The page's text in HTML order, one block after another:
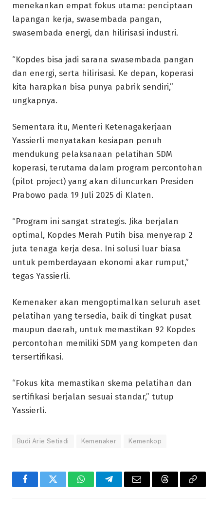
menekankan empat fokus utama: penciptaan
lapangan kerja, swasembada pangan,
swasembada energi, dan hilirisasi industri.
“Kopdes bisa jadi sarana swasembada pangan
dan energi, serta hilirisasi. Ke depan, koperasi
kita harapkan bisa punya pabrik sendiri,”
ungkapnya.
Sementara itu, Menteri Ketenagakerjaan
Yassierli menyatakan kesiapan penuh
mendukung pelaksanaan pelatihan SDM
koperasi, terutama dalam program percontohan
(pilot project) yang akan diluncurkan Presiden
Prabowo pada 19 Juli 2025 di Klaten.
“Program ini sangat strategis. Jika berjalan
optimal, Kopdes Merah Putih bisa menyerap 2
juta tenaga kerja desa. Ini solusi luar biasa
untuk pemberdayaan ekonomi akar rumput,”
tegas Yassierli.
Kemenaker akan mengoptimalkan seluruh aset
pelatihan yang tersedia, baik di tingkat pusat
maupun daerah, untuk memastikan 92 Kopdes
percontohan memiliki SDM yang kompeten dan
tersertifikasi.
“Fokus kita memastikan skema pelatihan dan
sertifikasi berjalan sesuai standar,” tutup
Yassierli.
Budi Arie Setiadi Kemenaker Kemenkop
FacebookTwitter WhatsAppTelegramEmail ThreadsCopy